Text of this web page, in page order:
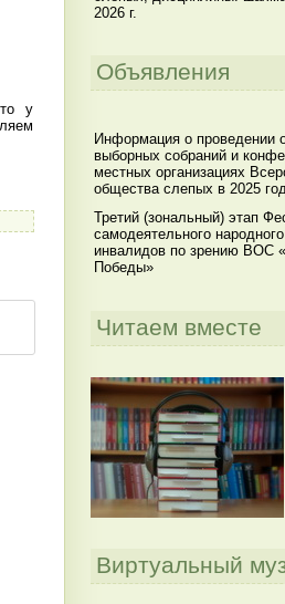
у
2026 г.
Объявления
Информация о проведении
выборных собраний и
местных организациях
общества слепых в 2025
Третий (зональный) этап
самодеятельного
инвалидов по зрению ВОС
Победы»
Читаем вместе
Виртуальный